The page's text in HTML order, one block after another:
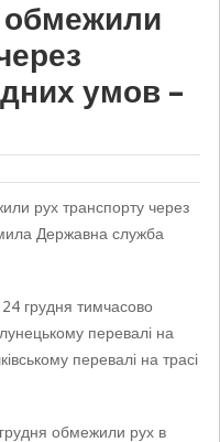
обмежили
умов –
рух транспорту через
Державна служба
24 грудня тимчасово
перевалі на
перевалі на трасі
обмежили рух в